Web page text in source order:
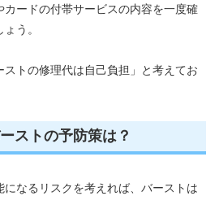
カードの付帯サービスの内容を一度確
う。
ストの修理代は自己負担」と考えてお
ストの予防策は？
なるリスクを考えれば、バーストは